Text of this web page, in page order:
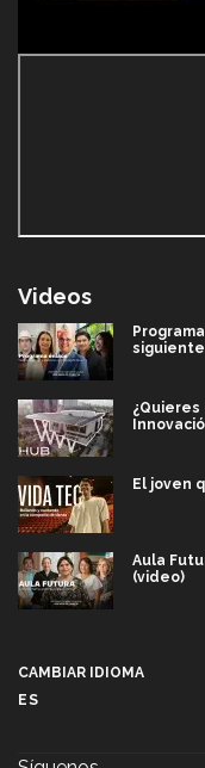
Videos
El joven
Aula
(video)
CAMBIAR IDIOMA
ES